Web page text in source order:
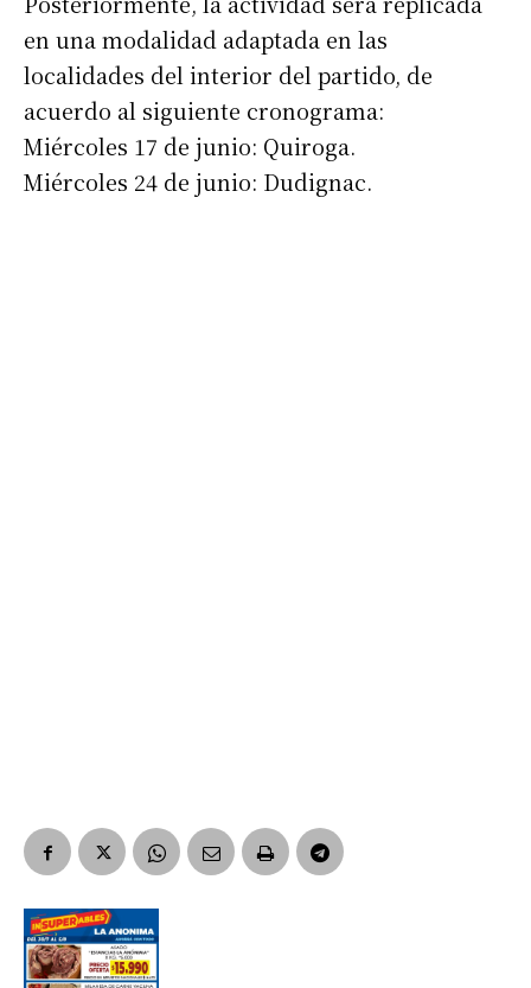
en una modalidad adaptada en las
localidades del interior del partido, de
acuerdo al siguiente cronograma:
Miércoles 17 de junio: Quiroga.
Miércoles 24 de junio: Dudignac.